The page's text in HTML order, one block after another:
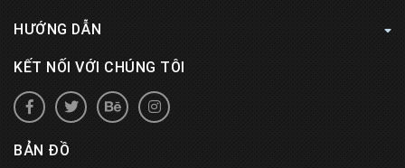
HƯỚNG DẪN
KẾT NỐI VỚI CHÚNG TÔI
BẢN ĐỒ